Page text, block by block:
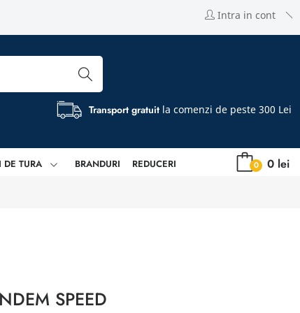
Intra in cont
Transport gratuit la comenzi de peste 300 Lei
DE TURA BRANDURI REDUCERI 0 lei
0
SPEED